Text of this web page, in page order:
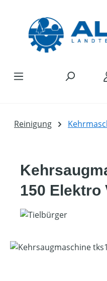
Reinigung
150 Elektro
Bildergalerie überspringen